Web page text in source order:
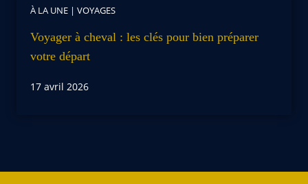
À LA UNE | VOYAGES
Voyager à cheval : les clés pour bien préparer
votre départ
17 avril 2026